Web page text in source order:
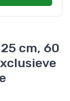
cm, 60